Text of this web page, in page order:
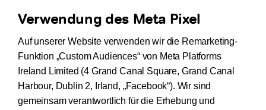
Verwendung des Meta Pixel
Auf unserer Website verwenden wir die Remarketing-
Funktion „Custom Audiences“ von Meta Platforms
Ireland Limited (4 Grand Canal Square, Grand Canal
Harbour, Dublin 2, Irland, „Facebook“). Wir sind
gemeinsam verantwortlich für die Erhebung und